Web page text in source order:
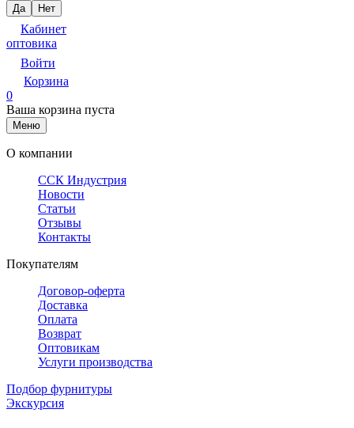
Да Нет
Кабинет
оптовика
Войти
Корзина
0
Ваша корзина пуста
Меню
О компании
ССК Индустрия
Новости
Статьи
Отзывы
Контакты
Покупателям
Договор-оферта
Доставка
Оплата
Возврат
Оптовикам
Услуги производства
Подбор фурнитуры
Экскурсия